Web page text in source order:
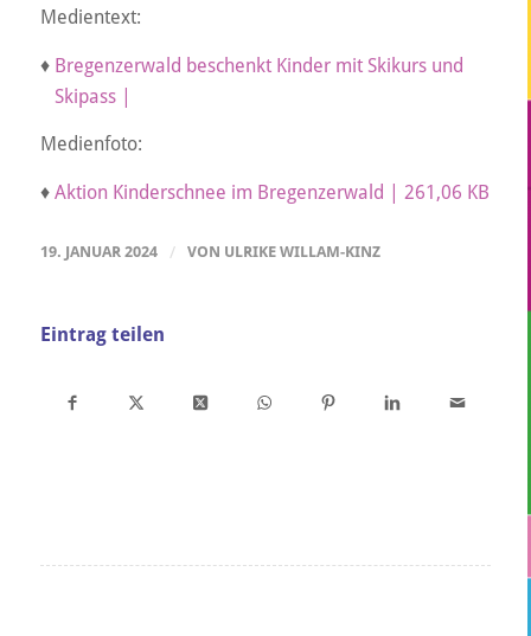
Medientext:
♦ Bregenzerwald beschenkt Kinder mit Skikurs und
Skipass |
Medienfoto:
♦ Aktion Kinderschnee im Bregenzerwald | 261,06 KB
19. JANUAR 2024 / VON ULRIKE WILLAM-KINZ
Eintrag teilen